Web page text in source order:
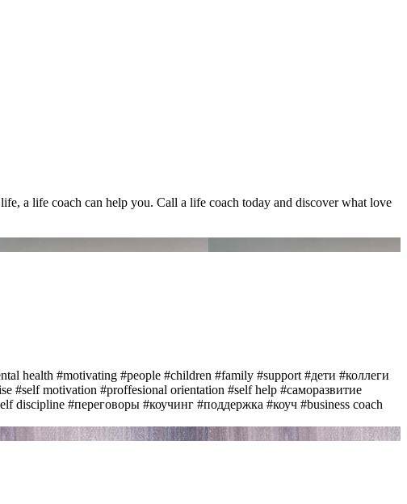
a life coach can help you. Call a life coach today and discover what love
health #motivating #people #children #family #support #дети #коллеги
#self motivation #proffesional orientation #self help #саморазвитие
discipline #переговоры #коучинг #поддержка #коуч #business coach